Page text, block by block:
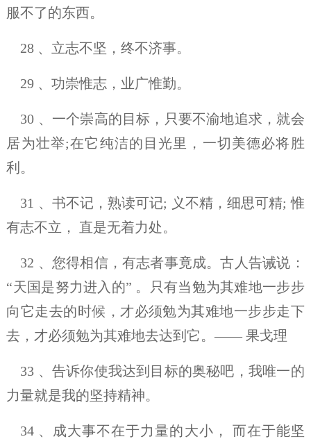
服不了的东西。
28 、立志不坚，终不济事。
29 、功崇惟志，业广惟勤。
30 、一个崇高的目标，只要不渝地追求，就会
居为壮举;在它纯洁的目光里，一切美德必将胜
利。
31 、书不记，熟读可记; 义不精，细思可精; 惟
有志不立， 直是无着力处。
32 、您得相信，有志者事竟成。古人告诫说：
“天国是努力进入的” 。只有当勉为其难地一步步
向它走去的时候，才必须勉为其难地一步步走下
去，才必须勉为其难地去达到它。—— 果戈理
33 、告诉你使我达到目标的奥秘吧，我唯一的
力量就是我的坚持精神。
34 、成大事不在于力量的大小， 而在于能坚